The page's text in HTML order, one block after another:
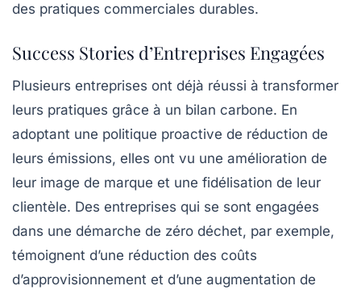
des pratiques commerciales durables.
Success Stories d’Entreprises Engagées
Plusieurs entreprises ont déjà réussi à transformer
leurs pratiques grâce à un bilan carbone. En
adoptant une politique proactive de réduction de
leurs émissions, elles ont vu une amélioration de
leur image de marque et une fidélisation de leur
clientèle. Des entreprises qui se sont engagées
dans une démarche de zéro déchet, par exemple,
témoignent d’une réduction des coûts
d’approvisionnement et d’une augmentation de